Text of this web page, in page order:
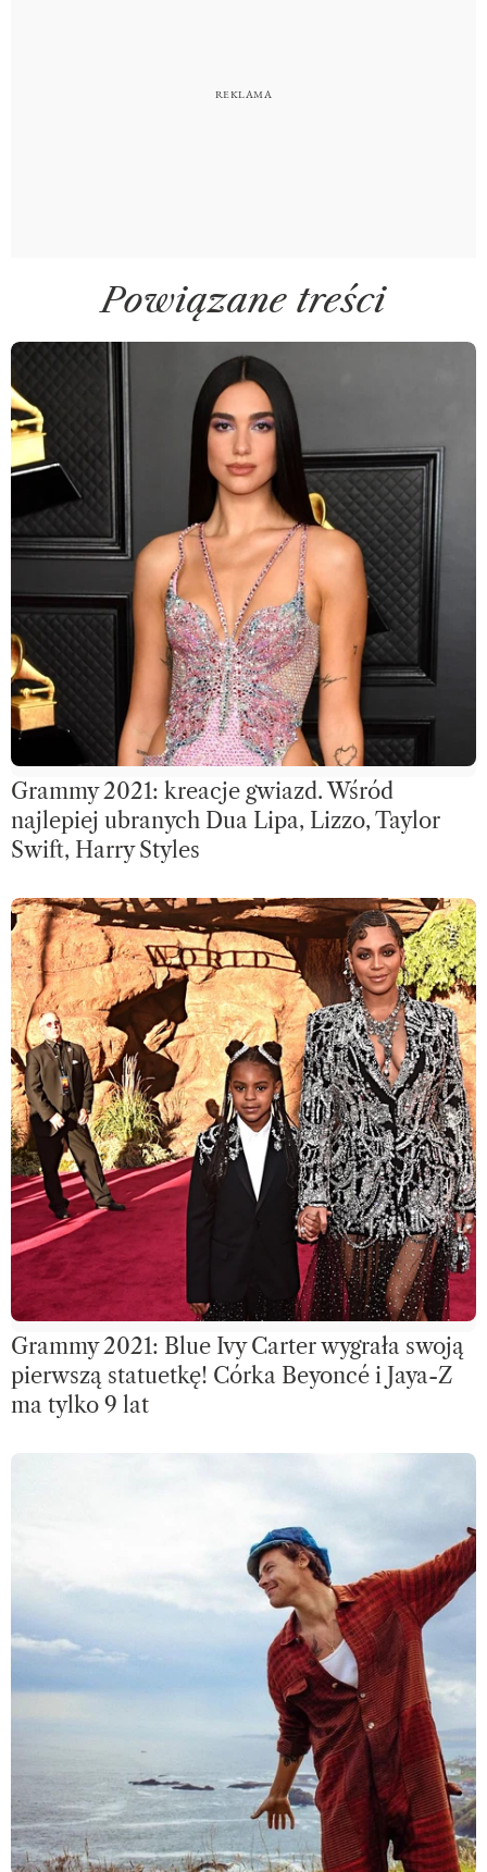
Powiązane treści
Grammy 2021: kreacje gwiazd. Wśród
najlepiej ubranych Dua Lipa, Lizzo, Taylor
Swift, Harry Styles
Grammy 2021: Blue Ivy Carter wygrała swoją
pierwszą statuetkę! Córka Beyoncé i Jaya-Z
ma tylko 9 lat